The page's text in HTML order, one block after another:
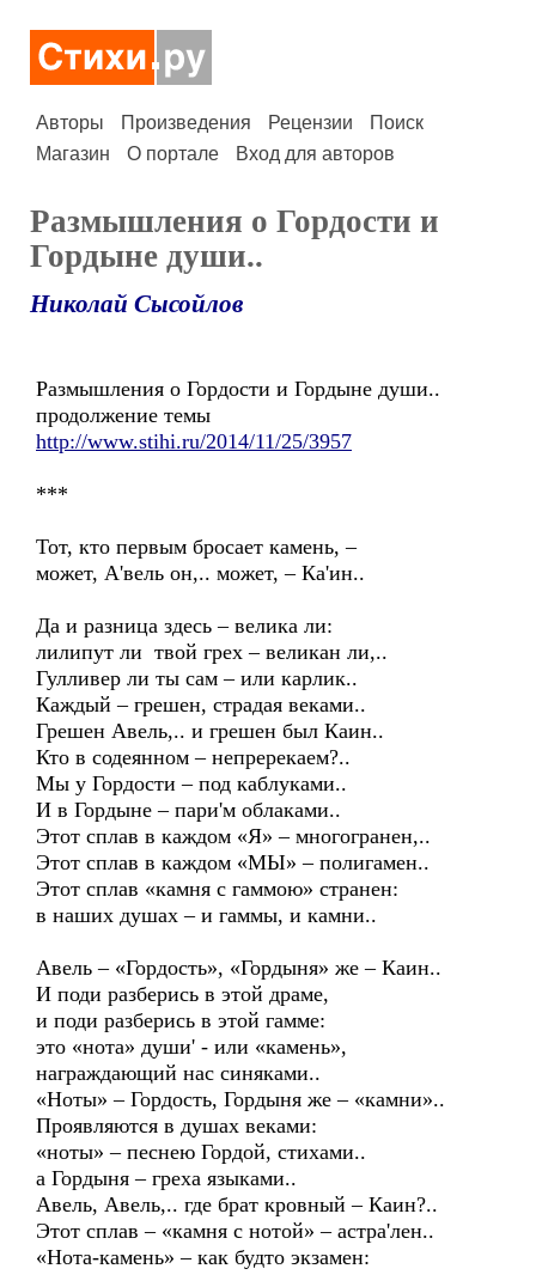
Авторы Произведения Рецензии
Поиск
Магазин
О портале Вход для авторов
Размышления о Гордости и
Гордыне души..
Николай Сысойлов
Размышления о Гордости и Гордыне души..
продолжение темы
http://www.stihi.ru/2014/11/25/3957
***
Тот, кто первым бросает камень, –
может, А'вель он,.. может, – Ка'ин..
Да и разница здесь – велика ли:
лилипут ли твой грех – великан ли,..
Гулливер ли ты сам – или карлик..
Каждый – грешен, страдая веками..
Грешен Авель,.. и грешен был Каин..
Кто в содеянном – непререкаем?..
Мы у Гордости – под каблуками..
И в Гордыне – пари'м облаками..
Этот сплав в каждом «Я» – многогранен,..
Этот сплав в каждом «МЫ» – полигамен..
Этот сплав «камня с гаммою» странен:
в наших душах – и гаммы, и камни..
Авель – «Гордость», «Гордыня» же – Каин..
И поди разберись в этой драме,
и поди разберись в этой гамме:
это «нота» души' - или «камень»,
награждающий нас синяками..
«Ноты» – Гордость, Гордыня же – «камни»..
Проявляются в душах веками:
«ноты» – песнею Гордой, стихами..
а Гордыня – греха языками..
Авель, Авель,.. где брат кровный – Каин?..
Этот сплав – «камня с нотой» – астра'лен..
«Нота-камень» – как будто экзамен: